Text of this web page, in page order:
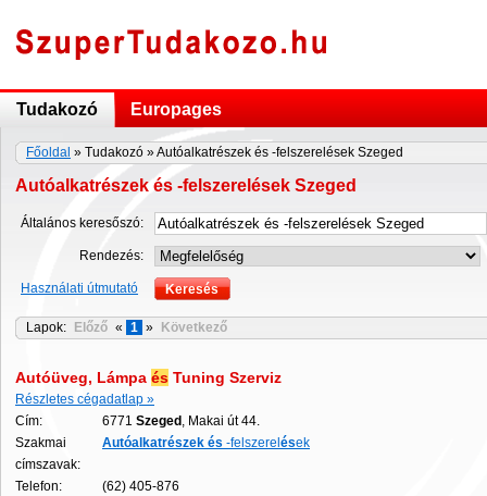
Tudakozó Europages
Főoldal » Tudakozó » Autóalkatrészek és -felszerelések Szeged
Autóalkatrészek és -felszerelések Szeged
Általános keresőszó:
Rendezés:
Használati útmutató
Lapok: Előző « 1 » Következő
Autóüveg, Lámpa és Tuning Szerviz
Részletes cégadatlap »
Cím:
6771 Szeged , Makai út 44.
Szakmai
címszavak:
Autóalkatrészek és -felszerel ések
Telefon:
(62) 405-876